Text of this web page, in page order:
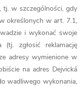
tj. w szczególności, gdy
określonych w art. 7.1,
i wykonać swoje
zgłosić reklamację
adresy wymienione w
na adres Dejvická
wadliwego wykonania,